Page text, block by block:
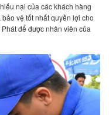
nại của các khách hàng
vệ tốt nhất quyền lợi cho
để được nhân viên của